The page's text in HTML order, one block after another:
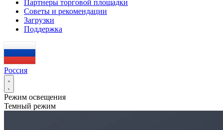
Партнеры торговой площадки
Советы и рекомендации
Загрузки
Поддержка
Россия
Режим освещения
Темный режим